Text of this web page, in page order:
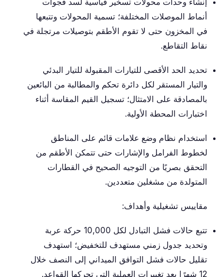
إنشاء وحدات محولات تسخير قياسية لسد فجوات
أنماط الموصلات المختلفة؛ تسمية المحولات وتتبعها
في المخزون حتى لا تقوم الأطقم بتوصيلات مرتجلة في
نقاط التقاطع.
تحديد الحد الأقصى للتيارات المقبولة للتيار البدئي
والتيار المستقر لكل دائرة تحكم والمطالبة من البائعين
بالمصادقة على الامتثال؛ تسجيل القيم المقاسة أثناء
اختبارات المحطة الأولية.
استخدام نظام وضع علامات قائم على المناطق
لخطوط الفرامل والإشارات حتى تتمكن الأطقم من
التحقق بصريًا من التوجيه الصحيح في القطارات
المتولدة من مشغلين متعددين.
مقاييس تشغيلية وأهداف:
تتبع حالات فشل التبادل لكل 10,000 حركة عربة
وتحديد جدول زمني مستهدف للتخفيض؛ استهدف
تقليل حالات فشل التوافق الميداني إلى النصف خلال
12 شهرًا بعد تغييرات العملية التي تحركها القواعد.